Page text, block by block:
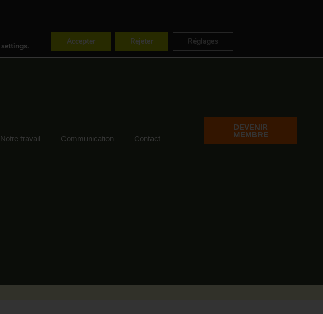
Notre travail Communication Contact
DEVENIR
MEMBRE
settings. Accepter Rejeter Réglages